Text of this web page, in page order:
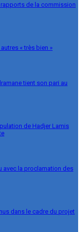
de la commission
« très bien »
tient son pari au
de Hadjer Lamis
avec la proclamation des
dans le cadre du projet